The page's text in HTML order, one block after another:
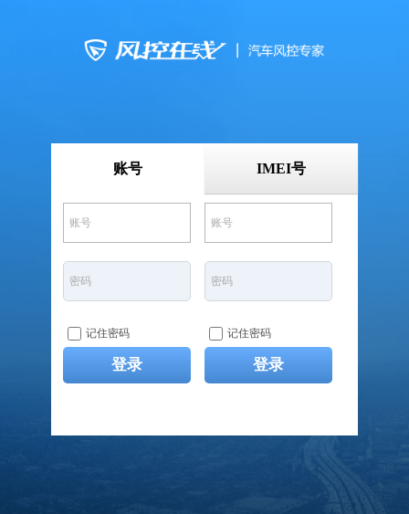
账号 IMEI号
记住密码 记住密码